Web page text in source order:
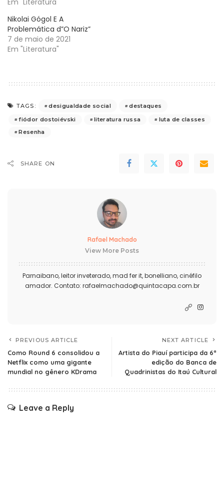
Nikolai Gógol E A
Problemática d”O Nariz”
7 de maio de 2021
Em "Literatura"
TAGS: desigualdade social
destaques
fiódor dostoiévski
literatura russa
luta de classes
Resenha
SHARE ON
Rafael Machado
View More Posts
Parnaibano, leitor inveterado, mad fer it, bonelliano, cinéfilo
amador. Contato: rafaelmachado@quintacapa.com.br
PREVIOUS ARTICLE
Como Round 6 consolidou a
Netflix como uma gigante
mundial no gênero KDrama
NEXT ARTICLE
Artista do Piauí participa da 6ª
edição do Banca de
Quadrinistas do Itaú Cultural
Leave a Reply